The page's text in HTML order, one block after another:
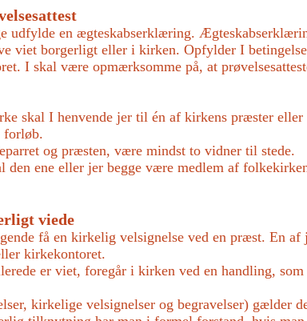
udfylde en ægteskabserklæring.
viet borgerligt eller i kirken. Opfylder I
I skal være opmærksomme på, at
skal I henvende jer til én af kirkens præster
forløb.
og præsten, være mindst to vidner til stede.
ene eller jer begge være medlem af
viede
få en kirkelig velsignelse ved en præst. En
kirkekontoret.
er viet, foregår i kirken ved en handling,
kirkelige velsignelser og begravelser) gælder